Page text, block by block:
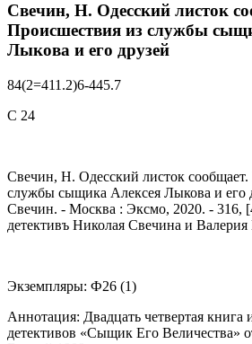
Свечин, Н. Одесский листок
Происшествия из службы
Лыкова и его друзей
84(2=411.2)6-445.7
С 24
Свечин, Н. Одесский листок
службы сыщика Алексея Лыкова и его
Свечин. - Москва : Эксмо, 2020. - 316,
детективъ Николая Свечина и Валерия
Экземпляры: Ф26 (1)
Аннотация: Двадцать четвертая книга
детективов «Сыщик Его Величества»